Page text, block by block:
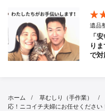
遺品
「
り
で対
ホーム 草むしり（手作業）
応！ニコイチ夫婦にお任せください